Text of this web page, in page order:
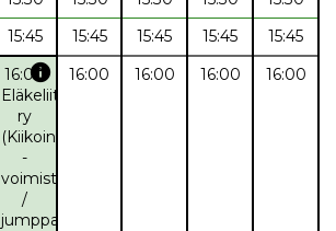
15:45 15:45 15:45 15:45
15:45
16:00info
Eläkeliitto
ry
(Kiikoinen)
-
voimistelu
/
jumppa
16:00 16:00 16:00 16:00